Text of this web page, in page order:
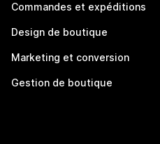
Commandes et expéditions
Design de boutique
Marketing et conversion
Gestion de boutique